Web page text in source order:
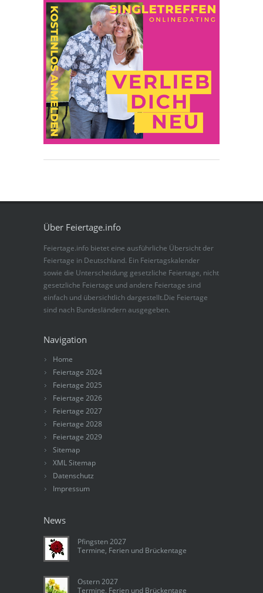
Über Feiertage.info
Feiertage.info bietet eine ausführliche Übersicht der
Feiertage in Deutschland. Ein Feiertagskalender
sowie die Unterscheidung gesetzliche Feiertage, nicht
gesetzliche Feiertage und andere Feiertage sind
einfach und übersichtlich dargestellt.Die Feiertage
sind nach Bundesländern ausgegeben.
Navigation
Home
Feiertage 2024
Feiertage 2025
Feiertage 2026
Feiertage 2027
Feiertage 2028
Feiertage 2029
Sitemap
XML Sitemap
Datenschutz
Impressum
News
Pfingsten 2027
Termine, Ferien und Brückentage
Ostern 2027
Termine, Ferien und Brückentage